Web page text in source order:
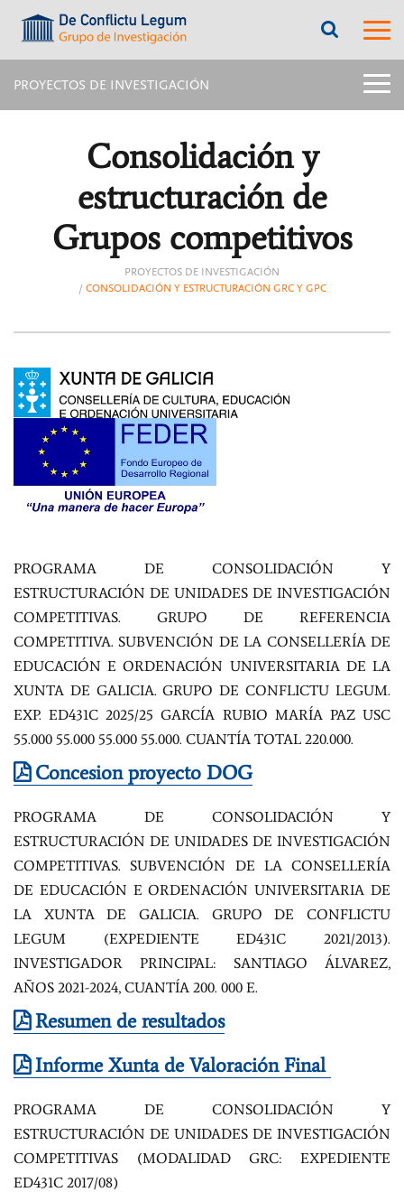
label.access.jump.content???
???
label.access.jump.header???
???
???
title:
Menú
PROYECTOS DE INVESTIGACIÓN
Consolidación y
estructuración de
Grupos competitivos
PROYECTOS DE INVESTIGACIÓN
CONSOLIDACIÓN Y ESTRUCTURACIÓN GRC Y GPC
PROGRAMA DE CONSOLIDACIÓN Y
ESTRUCTURACIÓN DE UNIDADES DE INVESTIGACIÓN
COMPETITIVAS. GRUPO DE REFERENCIA
COMPETITIVA. SUBVENCIÓN DE LA CONSELLERÍA DE
EDUCACIÓN E ORDENACIÓN UNIVERSITARIA DE LA
XUNTA DE GALICIA. GRUPO DE CONFLICTU LEGUM.
EXP. ED431C 2025/25 GARCÍA RUBIO MARÍA PAZ USC
55.000 55.000 55.000 55.000. CUANTÍA TOTAL 220.000.
Concesion proyecto DOG
PROGRAMA DE CONSOLIDACIÓN Y
ESTRUCTURACIÓN DE UNIDADES DE INVESTIGACIÓN
COMPETITIVAS. SUBVENCIÓN DE LA CONSELLERÍA
DE EDUCACIÓN E ORDENACIÓN UNIVERSITARIA DE
LA XUNTA DE GALICIA. GRUPO DE CONFLICTU
LEGUM (EXPEDIENTE ED431C 2021/2013).
INVESTIGADOR PRINCIPAL: SANTIAGO ÁLVAREZ,
AÑOS 2021-2024, CUANTÍA 200. 000 E.
Resumen de resultados
Informe Xunta de Valoración Final
PROGRAMA DE CONSOLIDACIÓN Y
ESTRUCTURACIÓN DE UNIDADES DE INVESTIGACIÓN
COMPETITIVAS (MODALIDAD GRC: EXPEDIENTE
ED431C 2017/08)